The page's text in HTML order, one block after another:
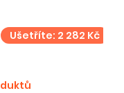
Ušetříte: 2 282 Kč